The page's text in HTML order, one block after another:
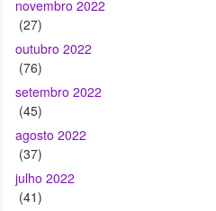
novembro 2022
(27)
outubro 2022
(76)
setembro 2022
(45)
agosto 2022
(37)
julho 2022
(41)